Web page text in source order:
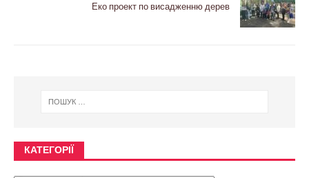
Еко проект по висадженню дерев
КАТЕГОРІЇ